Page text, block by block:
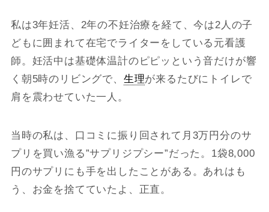
私は3年妊活、2年の不妊治療を経て、今は2人の子
どもに囲まれて在宅でライターをしている元看護
師。妊活中は基礎体温計のピピッという音だけが響
く朝5時のリビングで、 生理が来るたびにトイレで
肩を震わせていた一人。
当時の私は、口コミに振り回されて月3万円分のサ
プリを買い漁る”サプリジプシー”だった。1袋8,000
円のサプリにも手を出したことがある。あれはも
う、お金を捨てていたよ、正直。